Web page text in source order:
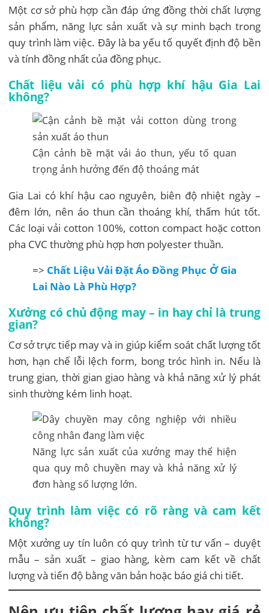
Một cơ sở phù hợp cần đáp ứng đồng thời chất lượng
sản phẩm, năng lực sản xuất và sự minh bạch trong
quy trình làm việc. Đây là ba yếu tố quyết định độ bền
và tính đồng nhất của đồng phục.
Chất liệu vải có phù hợp khí hậu Gia Lai
không?
Cận cảnh bề mặt vải áo thun, yếu tố quan
trọng ảnh hưởng đến độ thoáng mát
Gia Lai có khí hậu cao nguyên, biên độ nhiệt ngày –
đêm lớn, nên áo thun cần thoáng khí, thấm hút tốt.
Các loại vải cotton 100%, cotton compact hoặc cotton
pha CVC thường phù hợp hơn polyester thuần.
=> Chất Liệu Vải Đặt Áo Đồng Phục Ở Gia
Lai Nào Là Phù Hợp?
Xưởng có chủ động may – in hay chỉ là trung
gian?
Cơ sở trực tiếp may và in giúp kiểm soát chất lượng tốt
hơn, hạn chế lỗi lệch form, bong tróc hình in. Nếu là
trung gian, thời gian giao hàng và khả năng xử lý phát
sinh thường kém linh hoạt.
Năng lực sản xuất của xưởng may thể hiện
qua quy mô chuyền may và khả năng xử lý
đơn hàng số lượng lớn.
Quy trình làm việc có rõ ràng và cam kết
không?
Một xưởng uy tín luôn có quy trình từ tư vấn – duyệt
mẫu – sản xuất – giao hàng, kèm cam kết về chất
lượng và tiến độ bằng văn bản hoặc báo giá chi tiết.